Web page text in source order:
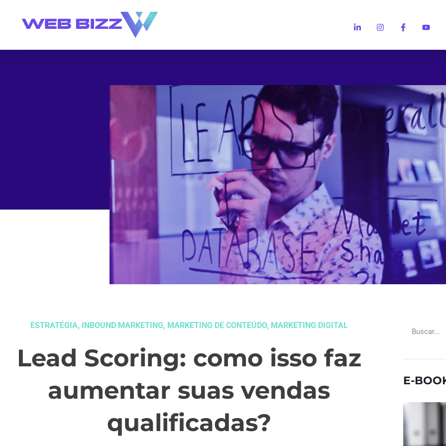
ESTRATÉGIA, INBOUND MARKETING, MARKETING DE CONTEÚDO, MARKETING DIGITAL
Lead Scoring: como isso faz
aumentar suas vendas
qualificadas?
E-